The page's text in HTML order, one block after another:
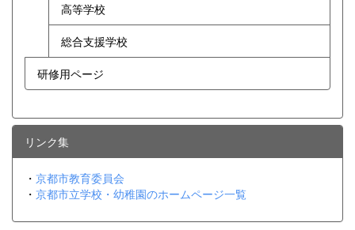
高等学校
総合支援学校
研修用ページ
リンク集
・ 京都市教育委員会
・ 京都市立学校・幼稚園のホームページ一覧